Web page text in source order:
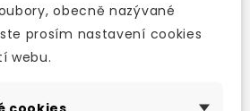
obecně nazývané
prosím nastavení cookies
webu.
cookies